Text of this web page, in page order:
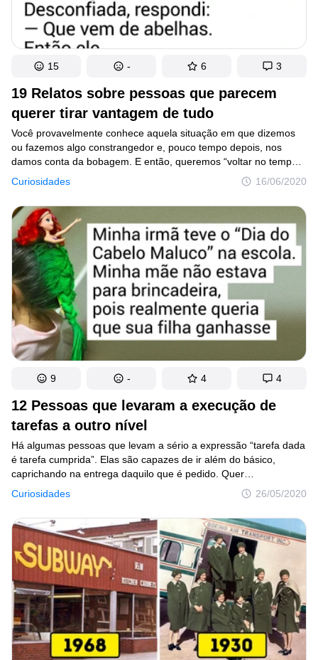
19 Relatos sobre pessoas que parecem
querer tirar vantagem de tudo
Curiosidades 16/06/2020
Você provavelmente conhece aquela situação em que dizemos
ou fazemos algo constrangedor e, pouco tempo depois, nos
damos conta da bobagem. E então, queremos “voltar no tempo”
e agir de maneira diferente. Bem, se a besteira está feita,
15 - 6 3
12 Pessoas que levaram a execução de
tarefas a outro nível
Curiosidades 26/05/2020
Há algumas pessoas que levam a sério a expressão “tarefa dada
é tarefa cumprida”. Elas são capazes de ir além do básico,
caprichando na entrega daquilo que é pedido. Quer
um exemplo? O influenciador digital britânico Kevin Freshwater
pediu para que uma desconhecida completasse a letra
de Shallow, de Lady Gaga. A versão dela foi tão impressionante
que virou sensação na Internet. Charlotte Awbery (esse
é o nome da moça) mostrou que surpreender fazendo algo muito
bem é apenas uma questão de esforço.
9 - 4 4